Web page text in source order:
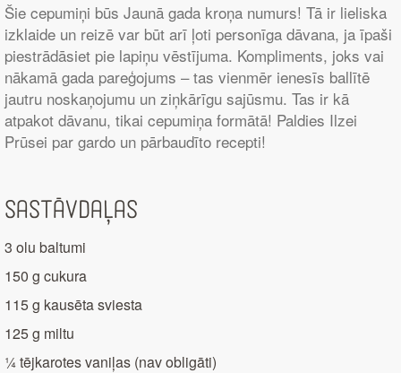
Šie cepumiņi būs Jaunā gada kroņa numurs! Tā ir lieliska
izklaide un reizē var būt arī ļoti personīga dāvana, ja īpaši
piestrādāsiet pie lapiņu vēstījuma. Kompliments, joks vai
nākamā gada pareģojums – tas vienmēr ienesīs ballītē
jautru noskaņojumu un ziņkārīgu sajūsmu. Tas ir kā
atpakot dāvanu, tikai cepumiņa formātā! Paldies Ilzei
Prūsei par gardo un pārbaudīto recepti!
Sastāvdaļas
3 olu baltumi
150 g cukura
115 g kausēta sviesta
125 g miltu
¼ tējkarotes vaniļas (nav obligāti)